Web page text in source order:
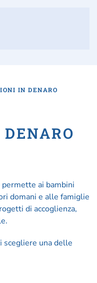
IN DENARO
permette ai bambini
domani e alle famiglie
di accoglienza,
scegliere una delle